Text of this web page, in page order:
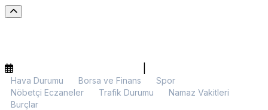
Hava Durumu Borsa ve Finans
Spor
Nöbetçi Eczaneler
Trafik Durumu
Namaz Vakitleri
Burçlar